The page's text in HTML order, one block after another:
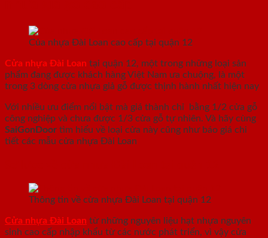
Của nhựa Đài Loan cao cấp tại quận 12
Cửa nhựa Đài Loan tại quận 12, một trong những loại sản
phẩm đang được khách hàng Việt Nam ưa chuộng, là một
trong 3 dòng cửa nhựa giả gỗ được thịnh hành nhất hiện nay
Với nhiều ưu điểm nổi bật mà giá thành chỉ bằng 1/2 cửa gỗ
công nghiệp và chưa được 1/3 cửa gỗ tự nhiên. Và hãy cùng
SaiGonDoor tìm hiểu về loại cửa này cũng như báo giá chi
tiết các mẫu cửa nhựa Đài Loan
Thông tin về cửa nhựa Đài Loan tại quận 12
Cửa nhựa Đài Loan từ những nguyên liệu hạt nhựa nguyên
sinh cao cấp nhập khẩu từ các nước phát triển, vì vậy cửa